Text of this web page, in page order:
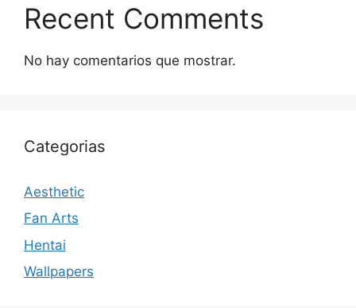
Recent Comments
No hay comentarios que mostrar.
Categorias
Aesthetic
Fan Arts
Hentai
Wallpapers